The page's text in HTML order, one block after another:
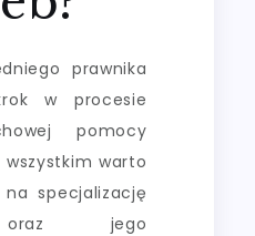
prawnika
w procesie
pomocy
wszystkim warto
specjalizację
oraz jego